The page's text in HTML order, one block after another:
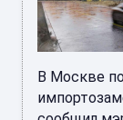
В Москве